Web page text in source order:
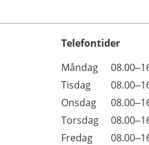
Telefontider
Dag
Öppettider
Kommentarer
Måndag
Tisdag
Onsdag
Torsdag
Fredag